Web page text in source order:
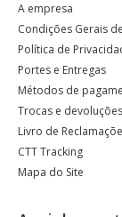
A empresa
Condições Gerais
Política de
Portes e Entregas
Métodos de
Trocas e devoluções
Livro de
CTT Tracking
Mapa do Site